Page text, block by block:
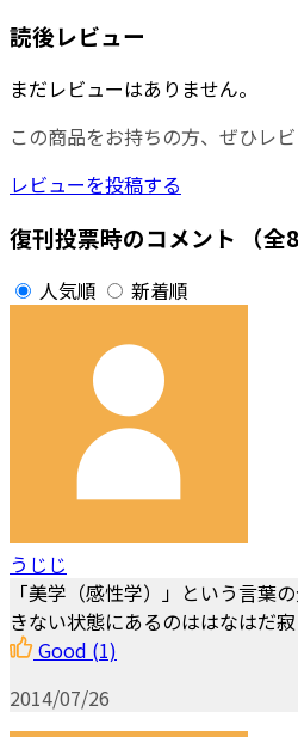
読後レビュー
まだレビューはありません。
この商品をお持ちの方、ぜひレ
レビューを投稿する
復刊投票時のコメント （全
人気順 新着順
うじじ
「美学（感性学）」という言葉
きない状態にあるのははなはだ寂
Good (1)
2014/07/26